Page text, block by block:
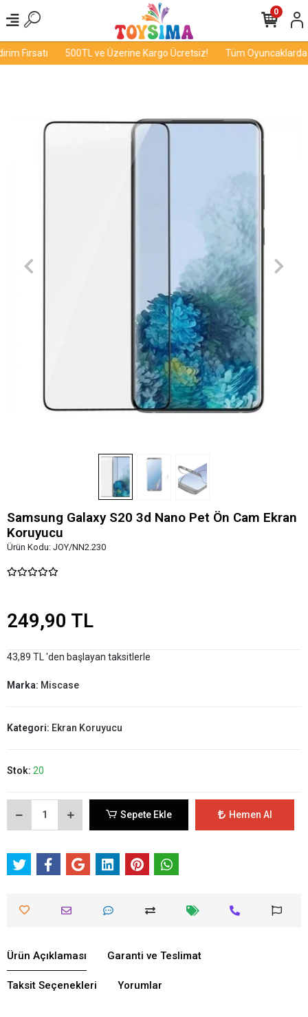
Fırsatı 500TL ve Üzerine Kargo Ücretsiz! Tüm Oyuncaklarda
0
Samsung Galaxy S20 3d Nano Pet Ön Cam Ekran
Koruyucu
Ürün Kodu: JOY/NN2.230
249,90 TL
43,89 TL 'den başlayan taksitlerle
Marka: Miscase
Kategori: Ekran Koruyucu
Stok: 20
Sepete Ekle Hemen Al
Ürün Açıklaması Garanti ve Teslimat
Taksit Seçenekleri Yorumlar